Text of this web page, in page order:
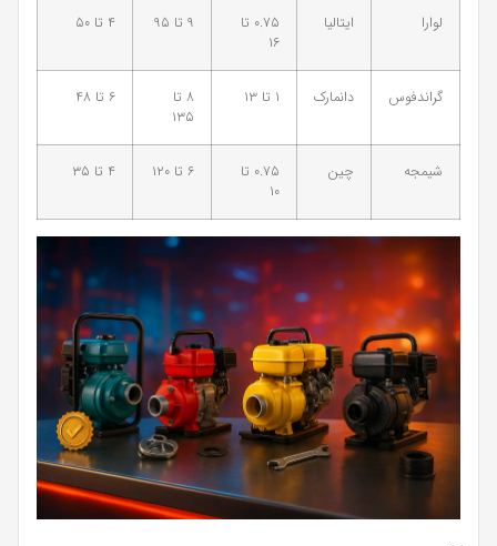
لوارا ایتالیا
۰.۷۵ تا
۱۶
۹ تا ۹۵ ۴ تا ۵۰
گراندفوس دانمارک ۱ تا ۱۳
۸ تا
۱۳۵
۶ تا ۴۸
شیمجه چین
۰.۷۵ تا
۱۰
۶ تا ۱۲۰ ۴ تا ۳۵